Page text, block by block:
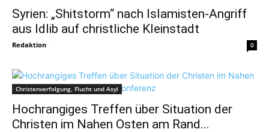
Syrien: „Shitstorm“ nach Islamisten-Angriff
aus Idlib auf christliche Kleinstadt
Redaktion - 0
Christenverfolgung, Flucht und Asyl
Hochrangiges Treffen über Situation der
Christen im Nahen Osten am Rand...